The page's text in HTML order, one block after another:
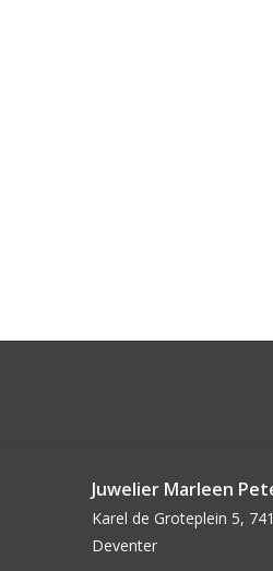
Juwelier Marleen
Karel de Groteplein 5,
Deventer